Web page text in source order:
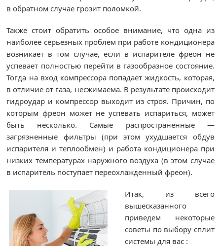
в обратном случае грозит поломкой.
Также стоит обратить особое внимание, что одна из
наиболее серьезных проблем при работе кондиционера
возникает в том случае, если в испарителе фреон не
успевает полностью перейти в газообразное состояние.
Тогда на вход компрессора попадает жидкость, которая,
в отличие от газа, несжимаема. В результате происходит
гидроудар и компрессор выходит из строя. Причин, по
которым фреон может не успевать испариться, может
быть несколько. Самые распространенные —
загрязненные фильтры (при этом ухудшается обдув
испарителя и теплообмен) и работа кондиционера при
низких температурах наружного воздуха (в этом случае
в испаритель поступает переохлажденный фреон).
Итак, из всего
вышесказанного
приведем некоторые
советы по выбору сплит
системы для вас :